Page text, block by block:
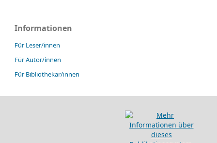
Informationen
Für Leser/innen
Für Autor/innen
Für Bibliothekar/innen